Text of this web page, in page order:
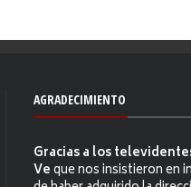
AGRADECIMIENTO
Gracias a los
Veque nos insistieron en